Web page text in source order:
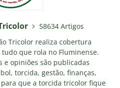
58634 Artigos
Tricolor realiza cobertura
que rola no Fluminense.
e opiniões são publicadas
torcida, gestão, finanças,
que a torcida tricolor fique